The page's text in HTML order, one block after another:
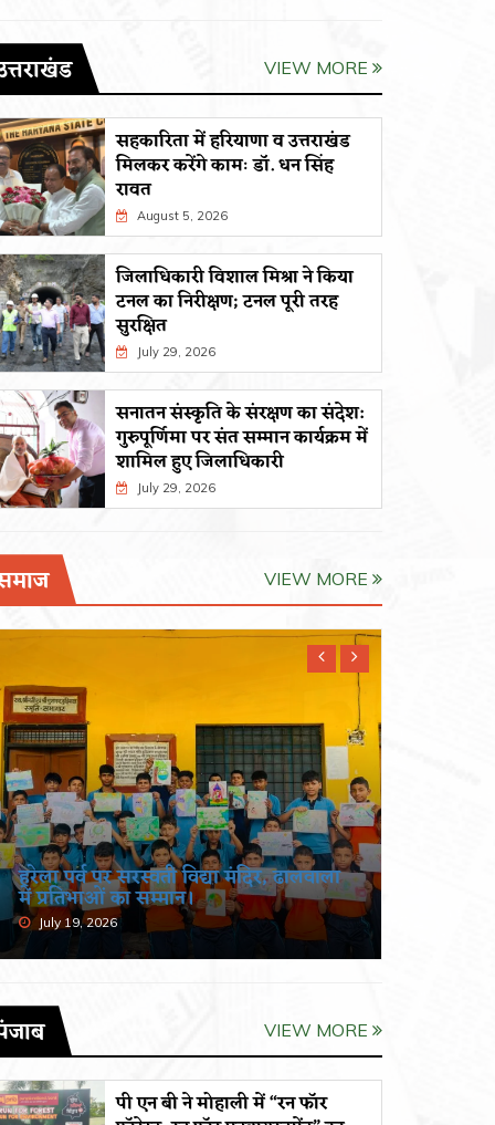
VIEW MORE
सहकारिता में हरियाणा व उत्तराखंड
मिलकर करेंगे कामः डाॅ. धन सिंह
रावत
August 5, 2026
जिलाधिकारी विशाल मिश्रा ने किया
टनल का निरीक्षण; टनल पूरी तरह
सुरक्षित
July 29, 2026
सनातन संस्कृति के संरक्षण का संदेश:
गुरुपूर्णिमा पर संत सम्मान कार्यक्रम में
शामिल हुए जिलाधिकारी
July 29, 2026
VIEW MORE
हरेला पर्व पर सरस्वती विद्या मंदिर, ढालवाला
में प्रतिभाओं का सम्मान।
July 19, 2026
VIEW MORE
पी एन बी ने मोहाली में “रन फॉर